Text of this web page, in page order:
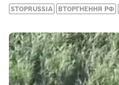
STOPRUSSIA ВТОРГНЕННЯ РФ